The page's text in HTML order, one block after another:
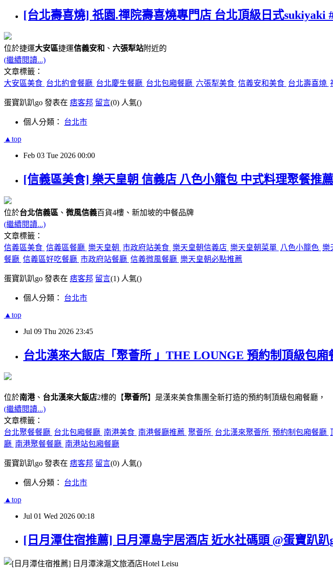
[台北壽喜燒] 祇園.禪院壽喜燒專門店 台北頂級日式sukiyaki
位於捷運大安區捷運信義安和 、 六張犁站附近的
(繼續閱讀...)
文章標籤：
大安區美食 台北約會餐廳 台北慶生餐廳 台北包廂餐廳 六張犁美食 信義安和美食 台北壽喜燒
蛋寶趴趴go 發表在 痞客邦 留言(0) 人氣()
個人分類： 台北市
▲top
Feb 03 Tue 2026 00:00
[信義區美食] 樂天皇朝 信義店 八色小籠包 中式料理聚餐推
位於台北信義區 、 微風信義百貨4樓、新加坡的中餐品牌
(繼續閱讀...)
文章標籤：
信義區美食 信義區餐廳 樂天皇朝 市政府站美食 樂天皇朝信義店 樂天皇朝菜單 八色小籠色 樂
餐廳 信義區好吃餐廳 市政府站餐廳 信義微風餐廳 樂天皇朝必點推薦
蛋寶趴趴go 發表在 痞客邦 留言(1) 人氣()
個人分類： 台北市
▲top
Jul 09 Thu 2026 23:45
台北漢來大飯店「聚薈所 」THE LOUNGE 預約制頂級包廂
位於南港、 台北漢來大飯店2樓的【聚薈所】是漢來美食集團全新打造的預約制頂級包廂餐廳，
(繼續閱讀...)
文章標籤：
台北聚餐餐廳 台北包廂餐廳 南港美食 南港餐廳推薦 聚薈所 台北漢來聚薈所 預約制包廂餐廳
廳 南港聚餐餐廳 南港站包廂餐廳
蛋寶趴趴go 發表在 痞客邦 留言(0) 人氣()
個人分類： 台北市
▲top
Jul 01 Wed 2026 00:18
[日月潭住宿推薦] 日月潭島宇居酒店 近水社碼頭 @蛋寶趴趴